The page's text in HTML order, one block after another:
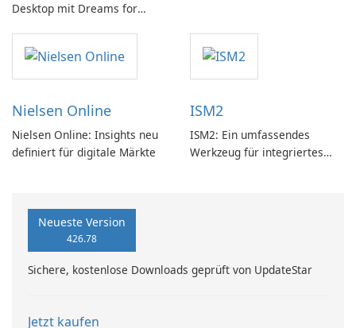
Desktop mit Dreams for
Nielsen Online
Nielsen Online: Insights neu
definiert für digitale Märkte
ISM2
ISM2: Ein umfassendes
Werkzeug für integriertes
Neueste Version
426.78
Sichere, kostenlose Downloads geprüft von UpdateStar
Jetzt kaufen